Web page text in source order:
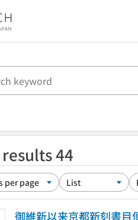
44
御維新以来京都新刻書目